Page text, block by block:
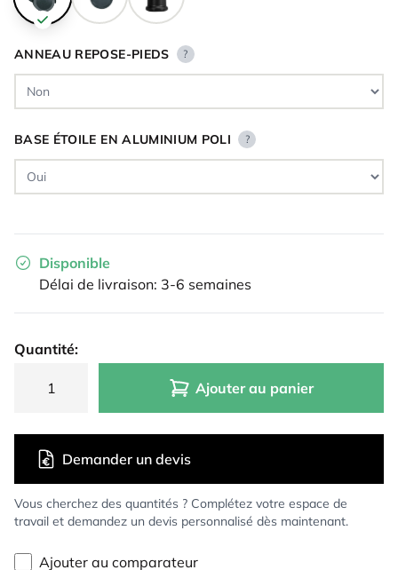
ANNEAU REPOSE-PIEDS ?
BASE ÉTOILE EN ALUMINIUM POLI ?
Disponible
Délai de livraison: 3-6 semaines
Quantité:
Ajouter au panier
Vous cherchez des quantités ? Complétez votre espace de
travail et demandez un devis personnalisé dès maintenant.
Demander un devis
Ajouter au comparateur